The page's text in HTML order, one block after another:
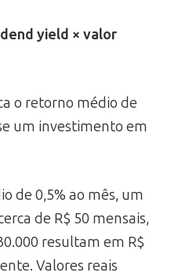
yield × valor
o retorno médio de
um investimento em
de 0,5% ao mês, um
de R$ 50 mensais,
resultam em R$
Valores reais